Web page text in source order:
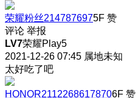
荣耀粉丝2147876975F 赞
评论 举报
LV7荣耀Play5
2021-12-26 07:45 属地未知
太好吃了吧
HONOR21122686178706F 赞